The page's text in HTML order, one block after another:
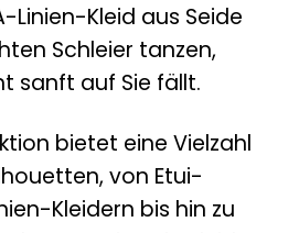
Linien-Kleid aus Seide
Schleier tanzen,
sanft auf Sie fällt.
bietet eine Vielzahl
von Etui-
Kleidern bis hin zu